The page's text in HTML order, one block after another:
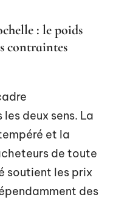
: le poids
contraintes
deux sens. La
et la
de toute
soutient les prix
des